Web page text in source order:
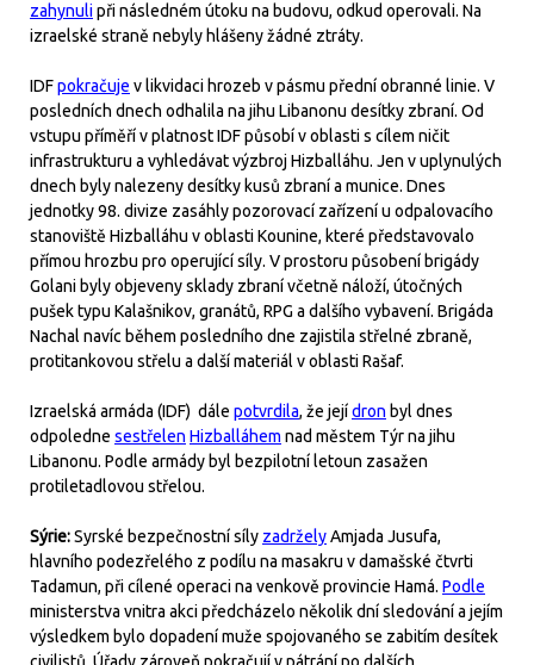
zahynulipři následném útoku na budovu, odkud operovali. Na
izraelské straně nebyly hlášeny žádné ztráty.
IDFpokračuje v likvidaci hrozeb v pásmu přední obranné linie. V
posledních dnech odhalila na jihu Libanonu desítky zbraní. Od
vstupu příměří v platnost IDF působí v oblasti s cílem ničit
infrastrukturu a vyhledávat výzbroj Hizballáhu. Jen v uplynulých
dnech byly nalezeny desítky kusů zbraní a munice. Dnes
jednotky 98. divize zasáhly pozorovací zařízení u odpalovacího
stanoviště Hizballáhu v oblasti Kounine, které představovalo
přímou hrozbu pro operující síly. V prostoru působení brigády
Golani byly objeveny sklady zbraní včetně náloží, útočných
pušek typu Kalašnikov, granátů, RPG a dalšího vybavení. Brigáda
Nachal navíc během posledního dne zajistila střelné zbraně,
protitankovou střelu a další materiál v oblasti Rašaf.
Izraelská armáda (IDF) dále potvrdila, že jejídron byl dnes
odpoledne sestřelen Hizballáhem nad městem Týr na jihu
Libanonu. Podle armády byl bezpilotní letoun zasažen
protiletadlovou střelou.
Sýrie:Syrské bezpečnostní síly zadrželyAmjada Jusufa,
hlavního podezřelého z podílu na masakru v damašské čtvrti
Tadamun, při cílené operaci na venkově provincie Hamá. Podle
ministerstva vnitra akci předcházelo několik dní sledování a jejím
výsledkem bylo dopadení muže spojovaného se zabitím desítek